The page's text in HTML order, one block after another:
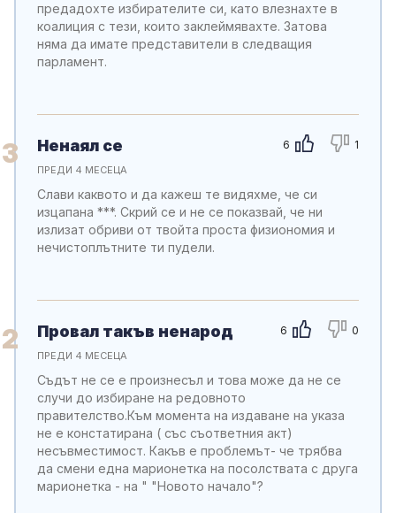
предадохте избирателите си, като влезнахте в
коалиция с тези, които заклеймявахте. Затова
няма да имате представители в следващия
парламент.
3 6 1
Ненаял се
ПРЕДИ 4 МЕСЕЦА
Слави каквото и да кажеш те видяхме, че си
изцапана ***. Скрий се и не се показвай, че ни
излизат обриви от твойта проста физиономия и
нечистоплътните ти пудели.
2 6 0
Провал такъв ненарод
ПРЕДИ 4 МЕСЕЦА
Съдът не се е произнесъл и това може да не се
случи до избиране на редовното
правителство.Към момента на издаване на указа
не е констатирана ( със съответния акт)
несъвместимост. Какъв е проблемът- че трябва
да смени една марионетка на посолствата с друга
марионетка - на " "Новото начало"?